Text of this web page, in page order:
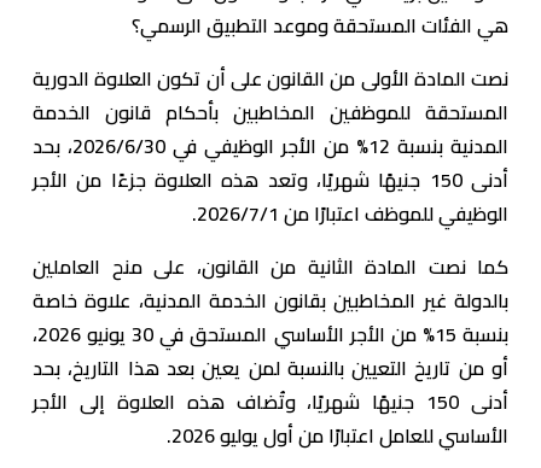
هي الفئات المستحقة وموعد التطبيق الرسمي؟
نصت المادة الأولى من القانون على أن تكون العلاوة الدورية
المستحقة للموظفين المخاطبين بأحكام قانون الخدمة
المدنية بنسبة 12% من الأجر الوظيفي في 2026/6/30، بحد
أدنى 150 جنيهًا شهريًا، وتعد هذه العلاوة جزءًا من الأجر
الوظيفي للموظف اعتبارًا من 2026/7/1.
كما نصت المادة الثانية من القانون، على منح العاملين
بالدولة غير المخاطبين بقانون الخدمة المدنية، علاوة خاصة
بنسبة 15% من الأجر الأساسي المستحق في 30 يونيو 2026،
أو من تاريخ التعيين بالنسبة لمن يعين بعد هذا التاريخ، بحد
أدنى 150 جنيهًا شهريًا، وتُضاف هذه العلاوة إلى الأجر
الأساسي للعامل اعتبارًا من أول يوليو 2026.